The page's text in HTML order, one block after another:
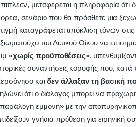
μεταφέρεται η πληροφορία ότι
σενάριο που θα πρόσθετε μια
καταγράφεται απόκλιση τόνων
του Λευκού Οίκου να
«χωρίς προϋποθέσεις»,
συναντήσεις κορυφής που,
και δεν άλλαξαν τη βασική
ότι ο διάλογος μπορεί να
εμμονή» με την
γνήσια πρόθεση για ειρηνική